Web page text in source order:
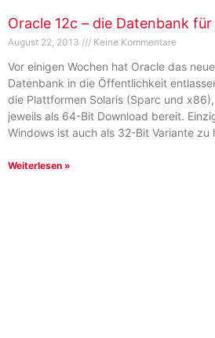
Oracle 12c – die Datenbank
August 22, 2013 Keine Kommentare
Vor einigen Wochen hat Oracle das
Datenbank in die Öffentlichkeit
die Plattformen Solaris (Sparc und
jeweils als 64-Bit Download bereit.
Windows ist auch als 32-Bit Variante zu
Weiterlesen »